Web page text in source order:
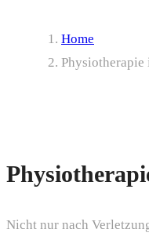
Home
Nicht nur nach